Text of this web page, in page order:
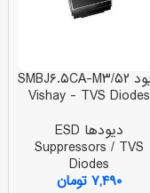
دیود SMBJ۶.۵CA-M۳/۵۲
Vishay - TVS Diodes
دیودها ESD
Suppressors / TVS
Diodes
۷,۴۹۰ تومان